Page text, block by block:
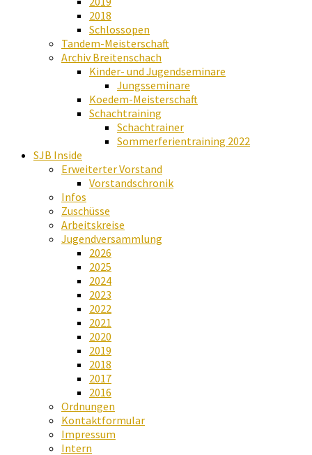
2018
Schlossopen
Tandem-Meisterschaft
Archiv Breitenschach
Kinder- und Jugendseminare
Jungsseminare
Koedem-Meisterschaft
Schachtraining
Schachtrainer
Sommerferientraining 2022
SJB Inside
Erweiterter Vorstand
Vorstandschronik
Infos
Zuschüsse
Arbeitskreise
Jugendversammlung
2026
2025
2024
2023
2022
2021
2020
2019
2018
2017
2016
Ordnungen
Kontaktformular
Impressum
Intern